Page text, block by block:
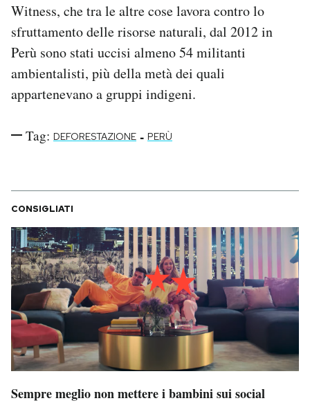
Witness, che tra le altre cose lavora contro lo
sfruttamento delle risorse naturali, dal 2012 in
Perù sono stati uccisi almeno 54 militanti
ambientalisti, più della metà dei quali
appartenevano a gruppi indigeni.
Tag: DEFORESTAZIONE - PERÙ
CONSIGLIATI
Sempre meglio non mettere i bambini sui social